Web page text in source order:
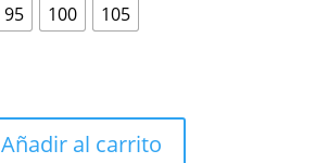
95 100 105
Añadir al carrito